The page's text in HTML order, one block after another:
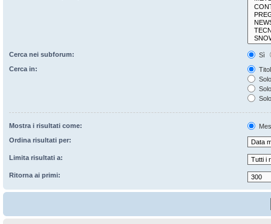
Cerca nei subforum:
Sì
Cerca in:
Mostra i risultati come:
Ordina risultati per:
Limita risultati a:
Ritorna ai primi: